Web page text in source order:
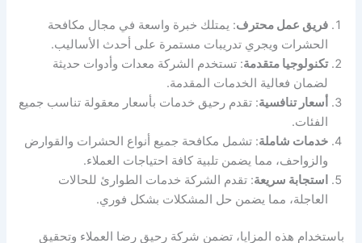
فريق عمل محترف: يمتلك خبرة واسعة في مجال مكافحة
الحشرات ويجري تدريبات مستمرة على أحدث الأساليب.
تكنولوجيا متقدمة: تستخدم الشركة معدات وأدوات حديثة
لضمان فعالية الخدمات المقدمة.
أسعار تنافسية: تقدم رحيق خدمات بأسعار معقولة تناسب جميع
الفئات.
خدمات شاملة: تشمل مكافحة جميع أنواع الحشرات والقوارض
والزواحف، مما يضمن تلبية كافة احتياجات العملاء.
استجابة سريعة: تقدم الشركة خدمات الطوارئ للحالات
العاجلة، مما يضمن حل المشكلات بشكل فوري.
باستخدام هذه المزايا، تضمن شركة رحيق رضا العملاء وتحقيق